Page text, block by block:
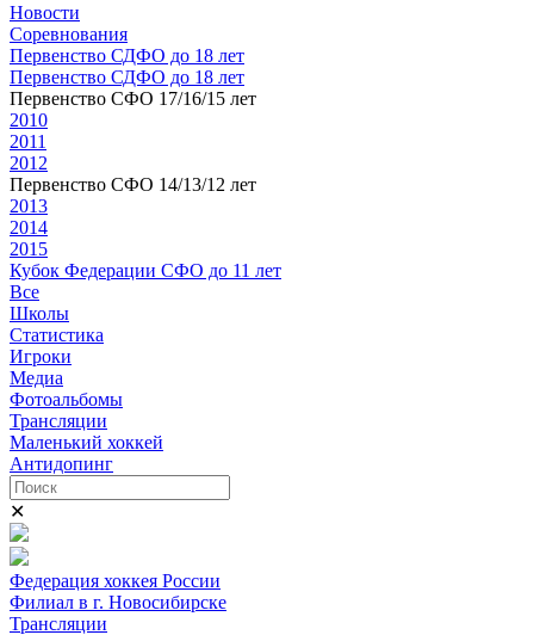
Новости
Соревнования
Первенство СДФО до 18 лет
Первенство СДФО до 18 лет
Первенство СФО 17/16/15 лет
2010
2011
2012
Первенство СФО 14/13/12 лет
2013
2014
2015
Кубок Федерации СФО до 11 лет
Все
Школы
Статистика
Игроки
Медиа
Фотоальбомы
Трансляции
Маленький хоккей
Антидопинг
✕
Федерация хоккея России
Филиал в г. Новосибирске
Трансляции